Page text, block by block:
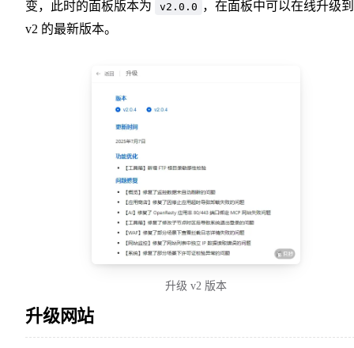
变，此时的面板版本为 v2.0.0 ，在面板中可以在线升级到
v2 的最新版本。
升级 v2 版本
升级网站